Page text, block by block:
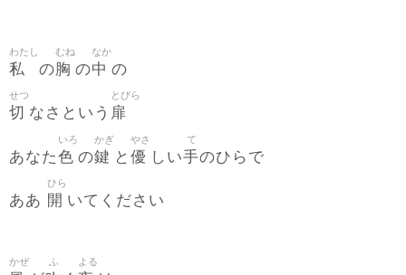
私
わたし
の胸
むね
の中
なか
の
切
せつ
なさという 扉
とびら
あなた色
いろ
の鍵
かぎ
と 優
やさ
しい手
て
のひらで
ああ 開
ひら
いてください
かぜ ふ よる